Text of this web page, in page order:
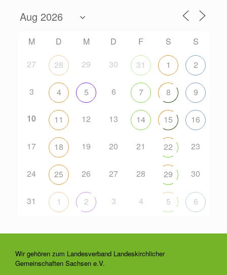
M D M D F S
S
27
28 29 30 31 1 2
3 4 5 6 7 8 9
10 11 12 13 14 15 16
17 18 19 20 21 22 23
24 25 26 27 28 29 30
31 1 2 3 4 5 6
Wir gehören zum Landesverband Landeskirchlicher
Gemeinschaften Sachsen e.V.